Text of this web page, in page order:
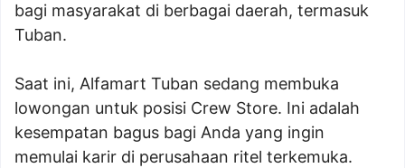
bagi masyarakat di berbagai daerah, termasuk
Tuban.
Saat ini, Alfamart Tuban sedang membuka
lowongan untuk posisi Crew Store. Ini adalah
kesempatan bagus bagi Anda yang ingin
memulai karir di perusahaan ritel terkemuka.